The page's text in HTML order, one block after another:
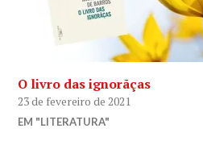
O livro das ignorãças
23 de fevereiro de 2021
EM "LITERATURA"